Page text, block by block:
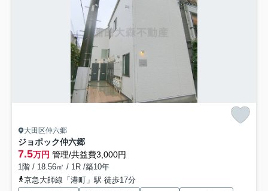
大田区仲六郷
ジョポック仲六郷
7.5万円 管理/共益費3,000円
1階 / 18.56㎡ / 1R /築10年
京急大師線「港町」駅 徒歩17分